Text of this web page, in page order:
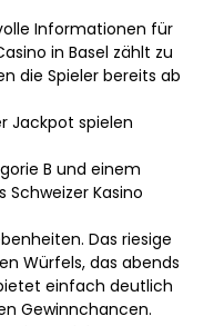
Informationen für
in Basel zählt zu
die Spieler bereits ab
Jackpot spielen
B und einem
Kasino
Das riesige
Würfels, das abends
einfach deutlich
Gewinnchancen.